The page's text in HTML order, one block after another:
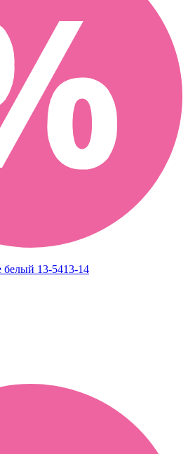
белый 13-5413-14